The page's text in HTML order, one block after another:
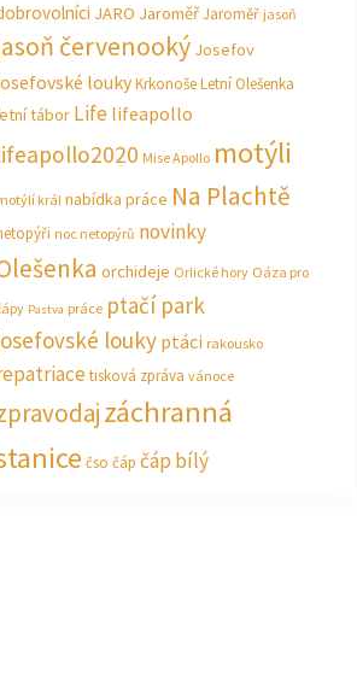
JARO JaroměřJaroměř jasoň
červenooký Josefov
loukyKrkonošeLetní Olešenka
tábor Life lifeapollo
Mise Apollo motýli
král nabídka práce Na Plachtě
noc netopýrů novinky
orchideje Orlické hory Oáza pro
Pastva práce ptačí park
louky ptáci rakousko
tisková zpráva vánoce
záchranná
čso čáp čáp bílý